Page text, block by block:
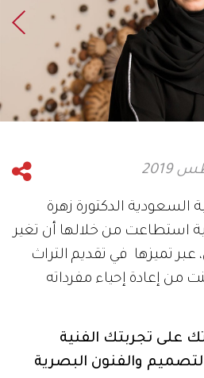
السعودية الدكتورة زهرة
استطاعت من خلالها أن تغير
عبر تميزها في تقديم التراث
إعادة إحياء مفرداته
على تجربتك الفنية
والفنون البصرية